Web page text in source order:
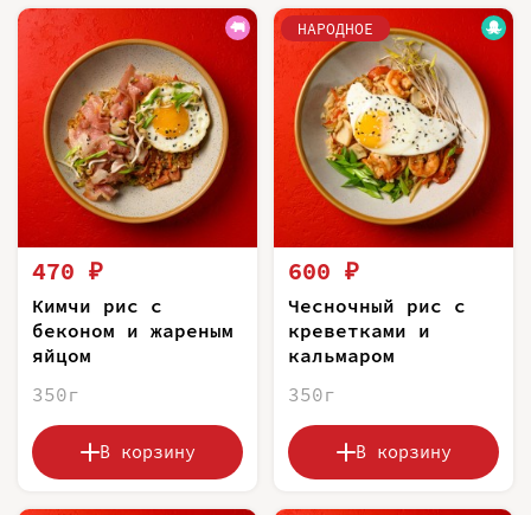
470 ₽
Кимчи рис с
беконом и жареным
яйцом
350г
В корзину
НАРОДНОЕ
600 ₽
Чесночный рис с
креветками и
кальмаром
350г
В корзину